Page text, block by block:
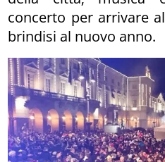
concerto per arrivare
brindisi al nuovo anno.